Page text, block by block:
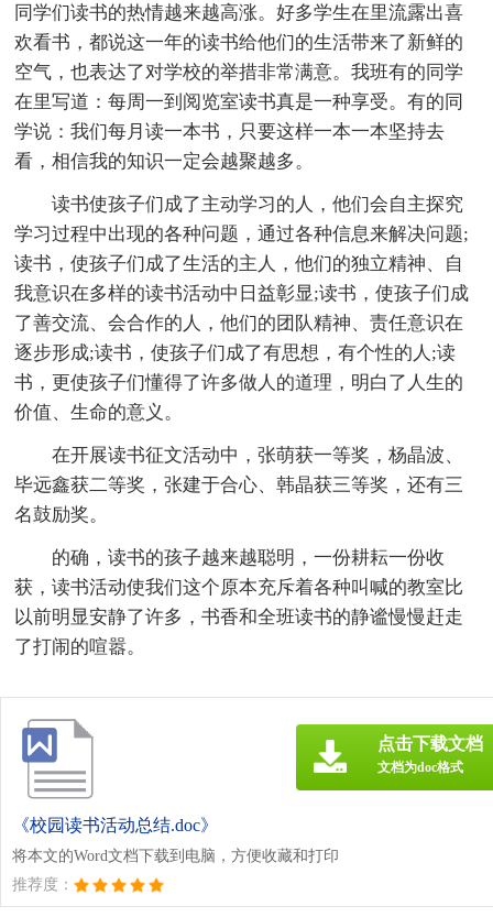
同学们读书的热情越来越高涨。好多学生在里流露出喜
欢看书，都说这一年的读书给他们的生活带来了新鲜的
空气，也表达了对学校的举措非常满意。我班有的同学
在里写道：每周一到阅览室读书真是一种享受。有的同
学说：我们每月读一本书，只要这样一本一本坚持去
看，相信我的知识一定会越聚越多。
读书使孩子们成了主动学习的人，他们会自主探究
学习过程中出现的各种问题，通过各种信息来解决问题;
读书，使孩子们成了生活的主人，他们的独立精神、自
我意识在多样的读书活动中日益彰显;读书，使孩子们成
了善交流、会合作的人，他们的团队精神、责任意识在
逐步形成;读书，使孩子们成了有思想，有个性的人;读
书，更使孩子们懂得了许多做人的道理，明白了人生的
价值、生命的意义。
在开展读书征文活动中，张萌获一等奖，杨晶波、
毕远鑫获二等奖，张建于合心、韩晶获三等奖，还有三
名鼓励奖。
的确，读书的孩子越来越聪明，一份耕耘一份收
获，读书活动使我们这个原本充斥着各种叫喊的教室比
以前明显安静了许多，书香和全班读书的静谧慢慢赶走
了打闹的喧嚣。
《校园读书活动总结.doc》
将本文的Word文档下载到电脑，方便收藏和打印
推荐度：
点击下载文档
文档为doc格式